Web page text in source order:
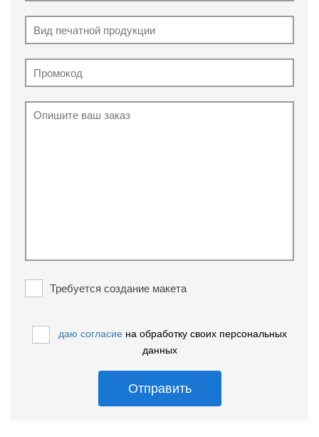
Требуется создание макета
даю согласие на обработку своих персональных
данных
Отправить